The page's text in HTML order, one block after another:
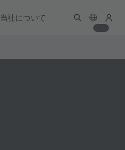
当社について